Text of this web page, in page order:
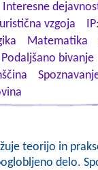
Interesne
vzgoja
Matematika
Podaljšano bivanje
teorijo in
delo.